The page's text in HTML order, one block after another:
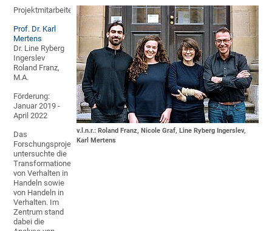
v.l.n.r.: Roland Franz, Nicole Graf, Line Ryberg Ingerslev,
Karl Mertens
ProjektmitarbeiterInnen:
Prof. Dr. Karl
Mertens
Dr. Line Ryberg
Ingerslev
Roland Franz,
M.A.
Förderung:
Januar 2019 -
April 2022
Das
Forschungsprojekt
untersuchte die
Transformationen
von Verhalten in
Handeln sowie
von Handeln in
Verhalten. Im
Zentrum stand
dabei die